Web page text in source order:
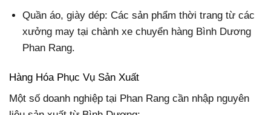
Quần áo, giày dép: Các sản phẩm thời trang từ các
xưởng may tại chành xe chuyển hàng Bình Dương
Phan Rang.
Hàng Hóa Phục Vụ Sản Xuất
Một số doanh nghiệp tại Phan Rang cần nhập nguyên